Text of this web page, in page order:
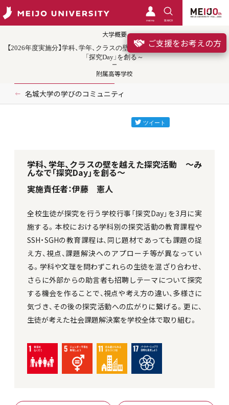
meimo SEARCH
ご支援をお考えの方
大学概要
【2026年度実施分】学科、学年、クラスの壁を越えた探究活動 ～みんなで
「探究Day」を創る～
附属高等学校
名城大学の学びのコミュニティ
学科、学年、クラスの壁を越えた探究活動 ～み
んなで「探究Day」を創る～
実施責任者：伊藤 憲人
全校生徒が探究を行う学校行事「探究Day」を3月に実
施する。本校における学科別の探究活動の教育課程や
SSH・SGHの教育課程は、同じ題材であっても課題の捉
え方、視点、課題解決へのアプローチ等が異なってい
る。学科や文理を問わずこれらの生徒を混ざり合わせ、
さらに外部からの助言者も招聘しテーマについて探究
する機会を作ることで、視点や考え方の違い、多様さに
気づき、その後の探究活動への広がりに繋げる。更に、
生徒が考えた社会課題解決案を学校全体で取り組む。